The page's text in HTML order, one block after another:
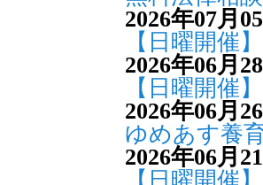
2026年07月
【日曜開催
2026年06月
【日曜開催
2026年06月
ゆめあす養
2026年06月
【日曜開催